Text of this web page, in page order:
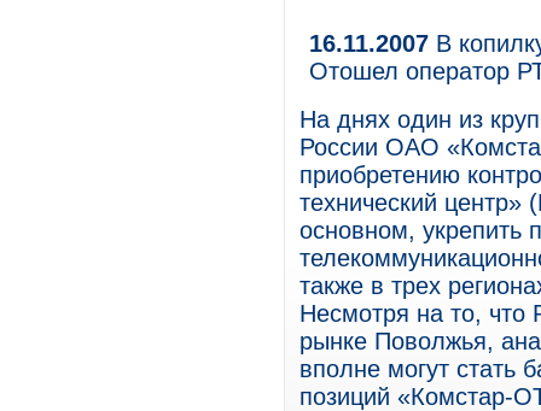
16.11.2007 В
Отошел оператор
На днях один из
России ОАО
приобретению
технический
основном, укрепить
также в трех
Несмотря на то, что
рынке Поволжья,
вполне могут стать
позиций «Комстар-